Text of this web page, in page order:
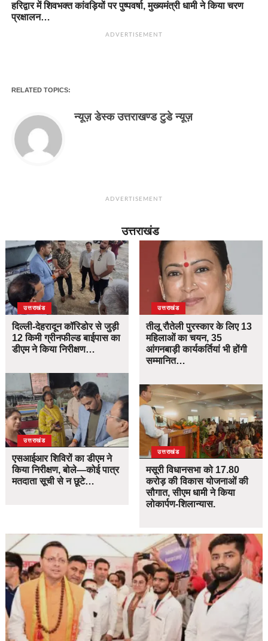
हरिद्वार में शिवभक्त कांवड़ियों पर पुष्पवर्षा, मुख्यमंत्री धामी ने किया चरण
प्रक्षालन…
ADVERTISEMENT
RELATED TOPICS:
न्यूज़ डेस्क उत्तराखण्ड टुडे न्यूज़
ADVERTISEMENT
उत्तराखंड
उत्तराखंड
दिल्ली-देहरादून कॉरिडोर से जुड़ी
12 किमी ग्रीनफील्ड बाईपास का
डीएम ने किया निरीक्षण…
उत्तराखंड
एसआईआर शिविरों का डीएम ने
किया निरीक्षण, बोले—कोई पात्र
मतदाता सूची से न छूटे…
उत्तराखंड
तीलू रौतेली पुरस्कार के लिए 13
महिलाओं का चयन, 35
आंगनबाड़ी कार्यकर्तियां भी होंगी
सम्मानित…
उत्तराखंड
मसूरी विधानसभा को 17.80
करोड़ की विकास योजनाओं की
सौगात, सीएम धामी ने किया
लोकार्पण-शिलान्यास.